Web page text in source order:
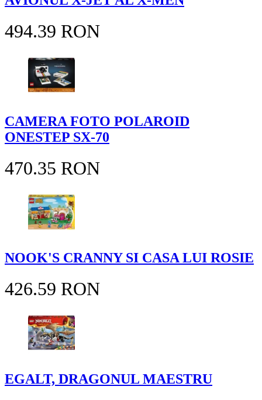
494.39 RON
CAMERA FOTO POLAROID
ONESTEP SX-70
470.35 RON
NOOK'S CRANNY SI CASA LUI ROSIE
426.59 RON
EGALT, DRAGONUL MAESTRU